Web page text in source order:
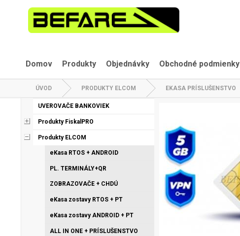
Domov Produkty Objednávky Obchodné podmienky
ÚVOD PRODUKTY ELCOM EKASA PRÍSLUŠENSTVO
UVEROVAČE BANKOVIEK
Produkty FiskalPRO
Produkty ELCOM
eKasa RTOS + ANDROID
PL. TERMINÁLY+QR
ZOBRAZOVAČE + CHDÚ
eKasa zostavy RTOS + PT
eKasa zostavy ANDROID + PT
ALL IN ONE + PRÍSLUŠENSTVO